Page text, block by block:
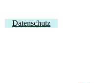
Datenschutz